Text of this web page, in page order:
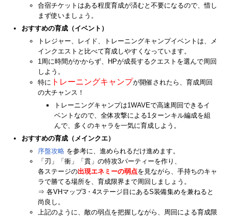
合宿チケットはある程度育成が済むと不要になるので、惜し
まず使いましょう。
おすすめの育成（イベント）
トレジャー、レイド、トレーニングキャンプイベントは、メ
インクエストと比べて育成しやすくなっています。
1周に時間がかからず、HPが成長するクエストを選んで周回
しよう。
特に トレーニングキャンプが開催されたら、育成周回
の大チャンス！
トレーニングキャンプは1WAVEで高速周回できるイ
ベントなので、全体攻撃による1ターンキル編成を組
んで、多くのキャラを一気に育成しよう。
おすすめの育成（メインクエ）
序盤攻略 を参考に、進められるだけ進めます。
「刃」「衝」「貫」の特攻3パーティーを作り、
各ステージの出現エネミーの弱点を見ながら、手持ちのキャ
ラで勝てる場所を、育成限界まで周回しましょう。
⇒ 各VHマップ3・4ステージ目にあるS装備集めを兼ねると
尚良し。
上記のように、敵の弱点を把握しながら、周回による育成限